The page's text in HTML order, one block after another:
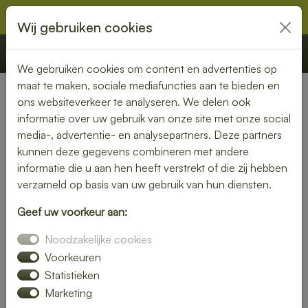
€ 0,00 Offerte Bestellen
Nederland» Nuth
Lunch laten bezorgen in Nuth
– gezond, vers en
gemakkelijk
in Nuth en geniet van verse gerechten op jouw gewenste
locatie. Van kleurrijke salades tot knapperige broodjes – wij
bezorgen jouw lunch vers en op tijd.
Plaats eenvoudig je bestelling online en laat je verrassen
Wij gebruiken cookies
We gebruiken cookies om content en advertenties op
maat te maken, sociale mediafuncties aan te bieden en
ons websiteverkeer te analyseren. We delen ook
informatie over uw gebruik van onze site met onze social
media-, advertentie- en analysepartners. Deze partners
kunnen deze gegevens combineren met andere
informatie die u aan hen heeft verstrekt of die zij hebben
verzameld op basis van uw gebruik van hun diensten.
Geef uw voorkeur aan:
Noodzakelijke cookies
Voorkeuren
Statistieken
Marketing